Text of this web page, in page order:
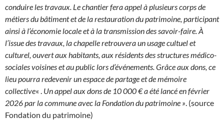
conduire les travaux. Le chantier fera appel à plusieurs corps de
métiers du bâtiment et de la restauration du patrimoine, participant
ainsi à l’économie locale et à la transmission des savoir-faire. À
l’issue des travaux, la chapelle retrouvera un usage cultuel et
culturel, ouvert aux habitants, aux résidents des structures médico-
sociales voisines et au public lors d’événements. Grâce aux dons, ce
lieu pourra redevenir un espace de partage et de mémoire
collective« . Un appel aux dons de 10 000 € a été lancé en février
2026 par la commune avec la Fondation du patrimoine ». (source
Fondation du patrimoine)